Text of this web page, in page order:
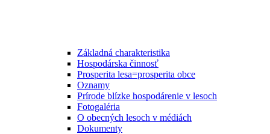
Základná charakteristika
Hospodárska činnosť
Prosperita lesa=prosperita obce
Oznamy
Prírode blízke hospodárenie v lesoch
Fotogaléria
O obecných lesoch v médiách
Dokumenty